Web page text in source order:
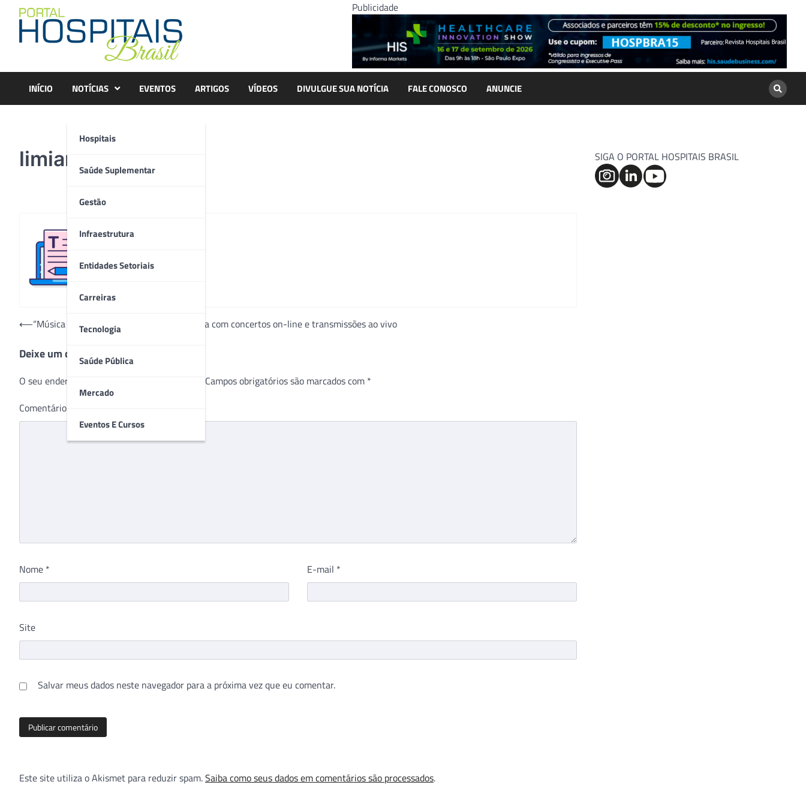
content
Publicidade
INÍCIO NOTÍCIAS
Hospitais
Saúde Suplementar
Gestão
Infraestrutura
Entidades Setoriais
Carreiras
Tecnologia
Saúde Pública
Mercado
Eventos E Cursos
EVENTOS ARTIGOS VÍDEOS DIVULGUE SUA NOTÍCIA FALE CONOSCO ANUNCIE
limiar
Navegação
Post
⟵“Música nos Hospitais” abre 14ª temporada com concertos on-line e transmissões ao vivo
Deixe um comentário
O seu endereço de e-mail não será publicado. Campos obrigatórios são marcados com *
Comentário
Nome * E-mail *
Site
Salvar meus dados neste navegador para a próxima vez que eu comentar.
Este site utiliza o Akismet para reduzir spam.Saiba como seus dados em comentários são processados.
SIGA O PORTAL HOSPITAIS BRASIL